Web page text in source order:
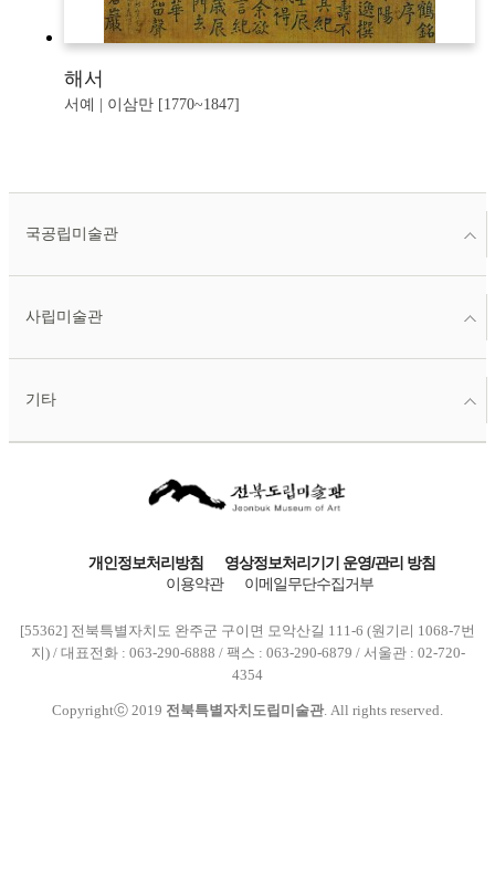
해서
서예 | 이삼만 [1770~1847]
국공립미술관
사립미술관
기타
개인정보처리방침
영상정보처리기기 운영/관리 방침
이용약관
이메일무단수집거부
[55362] 전북특별자치도 완주군 구이면 모악산길 111-6 (원기리 1068-7번
지) / 대표전화 : 063-290-6888 / 팩스 : 063-290-6879 / 서울관 : 02-720-
4354
Copyrightⓒ 2019 전북특별자치도립미술관. All rights reserved.